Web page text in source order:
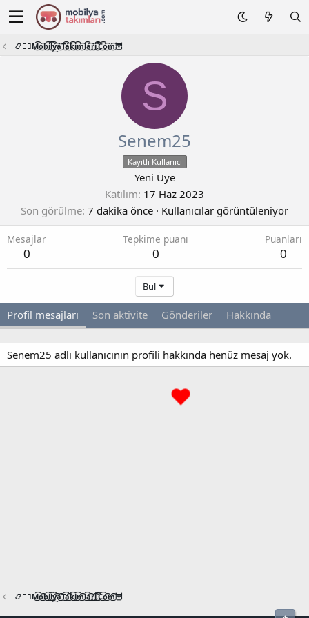
📿🧙‍♂️M͜͡o͜͡b͜͡i͜͡l͜͡y͜͡a͜͡T͜͡a͜͡k͜͡i͜͡m͜͡l͜͡a͜͡r͜͡i͜͡.͜͡C͜͡o͜͡m͜͡🦉
S
Senem25
Kayıtlı Kullanıcı
Yeni Üye
Katılım 17 Haz 2023
Son görülme 7 dakika önce · Kullanıcılar görüntüleniyor
Mesajlar
0
Tepkime puanı
0
Puanları
0
Bul
Profil mesajları Son aktivite Gönderiler Hakkında
Senem25 adlı kullanıcının profili hakkında henüz mesaj yok.
📿🧙‍♂️M͜͡o͜͡b͜͡i͜͡l͜͡y͜͡a͜͡T͜͡a͜͡k͜͡i͜͡m͜͡l͜͡a͜͡r͜͡i͜͡.͜͡C͜͡o͜͡m͜͡🦉